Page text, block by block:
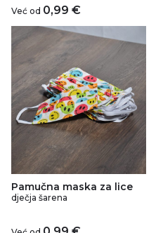
Već od 0,99 €
Pamučna maska za lice
dječja šarena